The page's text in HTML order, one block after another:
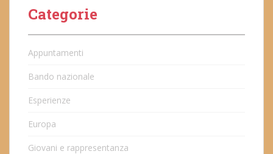
Categorie
Appuntamenti
Bando nazionale
Esperienze
Europa
Giovani e rappresentanza